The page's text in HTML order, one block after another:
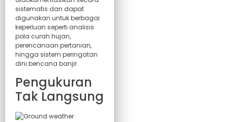
sistematis dan dapat
digunakan untuk berbagai
keperluan seperti analisis
pola curah hujan,
perencanaan pertanian,
hingga sistem peringatan
dini bencana banjir.
Pengukuran
Tak Langsung